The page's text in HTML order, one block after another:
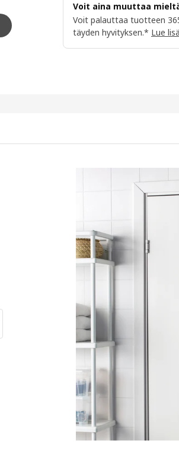
Voit aina muuttaa
Voit palauttaa tuotteen
täyden hyvityksen.* Lue